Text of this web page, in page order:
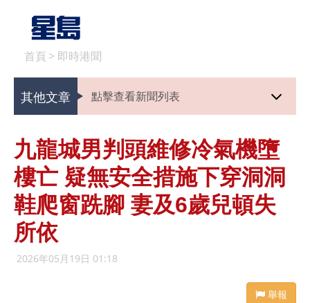
首頁 > 即時港聞
其他文章 點擊查看新聞列表
九龍城男判頭維修冷氣機墮
樓亡 疑無安全措施下穿洞洞
鞋爬窗跣腳 妻及6歲兒頓失
所依
2026年05月19日 01:18
舉報